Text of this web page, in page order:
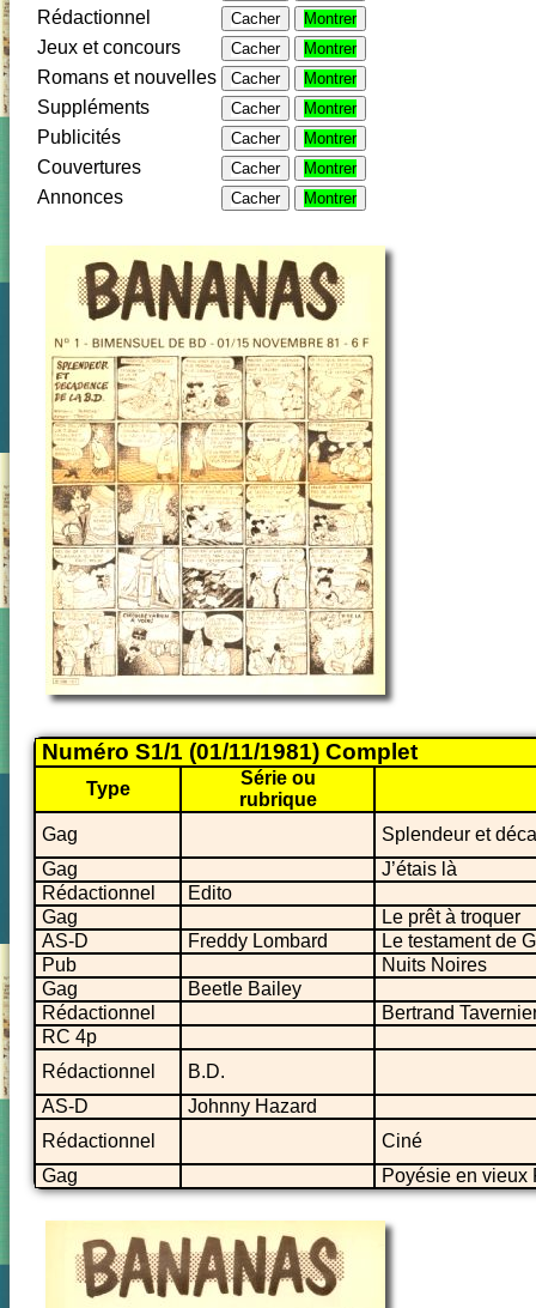
Rédactionnel Cacher Montrer
Jeux et concours Cacher Montrer
Romans et nouvelles Cacher Montrer
Suppléments Cacher Montrer
Publicités Cacher Montrer
Couvertures Cacher Montrer
Annonces Cacher Montrer
Numéro S1/1 (01/11/1981) Complet
Type
Série ou
rubrique
Gag
Splendeur et
Gag
J’étais là
Rédactionnel
Edito
Gag
Le prêt à troquer
AS-D
Freddy Lombard
Le testament de
Pub
Nuits Noires
Gag
Beetle Bailey
Rédactionnel
Bertrand
RC 4p
Rédactionnel
B.D.
AS-D
Johnny Hazard
Rédactionnel
Ciné
Gag
Poyésie en vieux